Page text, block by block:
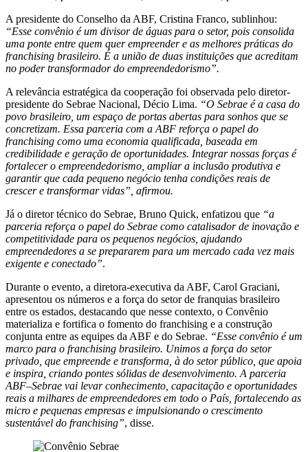
A presidente do Conselho da ABF, Cristina Franco, sublinhou:
“Esse convênio é um divisor de águas para o setor, pois consolida
uma ponte entre quem quer empreender e as melhores práticas do
franchising brasileiro. É a união de duas instituições que acreditam
no poder transformador do empreendedorismo”.
A relevância estratégica da cooperação foi observada pelo diretor-
presidente do Sebrae Nacional, Décio Lima. “O Sebrae é a casa do
povo brasileiro, um espaço de portas abertas para sonhos que se
concretizam. Essa parceria com a ABF reforça o papel do
franchising como uma economia qualificada, baseada em
credibilidade e geração de oportunidades. Integrar nossas forças é
fortalecer o empreendedorismo, ampliar a inclusão produtiva e
garantir que cada pequeno negócio tenha condições reais de
crescer e transformar vidas”, afirmou.
Já o diretor técnico do Sebrae, Bruno Quick, enfatizou que “a
parceria reforça o papel do Sebrae como catalisador de inovação e
competitividade para os pequenos negócios, ajudando
empreendedores a se prepararem para um mercado cada vez mais
exigente e conectado”.
Durante o evento, a diretora-executiva da ABF, Carol Graciani,
apresentou os números e a força do setor de franquias brasileiro
entre os estados, destacando que nesse contexto, o Convênio
materializa e fortifica o fomento do franchising e a construção
conjunta entre as equipes da ABF e do Sebrae. “Esse convênio é um
marco para o franchising brasileiro. Unimos a força do setor
privado, que empreende e transforma, à do setor público, que apoia
e inspira, criando pontes sólidas de desenvolvimento. A parceria
ABF–Sebrae vai levar conhecimento, capacitação e oportunidades
reais a milhares de empreendedores em todo o País, fortalecendo as
micro e pequenas empresas e impulsionando o crescimento
sustentável do franchising”, disse.